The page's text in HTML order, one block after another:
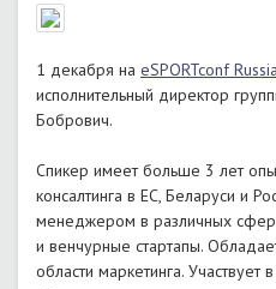
1 декабря на eSPORTconf
исполнительный директор
Бобрович.
Спикер имеет больше 3 лет
консалтинга в ЕС, Беларуси и
менеджером в различных
и венчурные стартапы.
области маркетинга. Участвует